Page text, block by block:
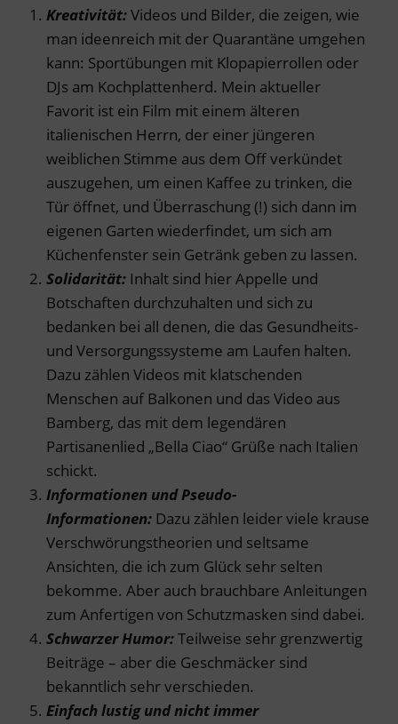
Kreativität:Videos und Bilder, die zeigen, wie
man ideenreich mit der Quarantäne umgehen
kann: Sportübungen mit Klopapierrollen oder
DJs am Kochplattenherd. Mein aktueller
Favorit ist ein Film mit einem älteren
italienischen Herrn, der einer jüngeren
weiblichen Stimme aus dem Off verkündet
auszugehen, um einen Kaffee zu trinken, die
Tür öffnet, und Überraschung (!) sich dann im
eigenen Garten wiederfindet, um sich am
Küchenfenster sein Getränk geben zu lassen.
Solidarität: Inhalt sind hier Appelle und
Botschaften durchzuhalten und sich zu
bedanken bei all denen, die das Gesundheits-
und Versorgungssysteme am Laufen halten.
Dazu zählen Videos mit klatschenden
Menschen auf Balkonen und das Video aus
Bamberg, das mit dem legendären
Partisanenlied „Bella Ciao“ Grüße nach Italien
schickt.
Informationen und Pseudo-
Informationen: Dazu zählen leider viele krause
Verschwörungstheorien und seltsame
Ansichten, die ich zum Glück sehr selten
bekomme. Aber auch brauchbare Anleitungen
zum Anfertigen von Schutzmasken sind dabei.
Schwarzer Humor:Teilweise sehr grenzwertig
Beiträge – aber die Geschmäcker sind
bekanntlich sehr verschieden.
Einfach lustig und nicht immer